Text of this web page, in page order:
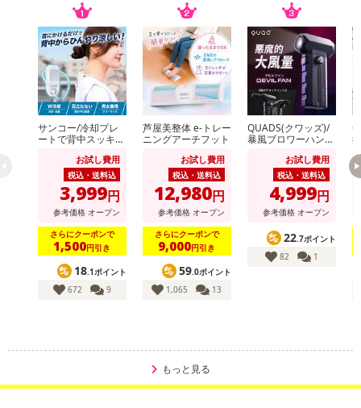
サンコー/冷却プレ
ートで背中スッキリ
ル」 (冷却プレート
&送風のW冷却/吸気
口/男女兼用)/SENA
CLSWH
お試し費用
税込・送料込
3,999円
参考価格 オープン
さらにクーポンで
1,500円引き
18.1ポイント
672
9
芦屋美整体 e-トレー
ニングアーチフット
お試し費用
税込・送料込
12,980円
参考価格 オープン
さらにクーポンで
9,000円引き
59.0ポイント
1,065
13
QUADS(クワッズ)/
暴風ブロワーハンデ
ァン」(100段階+デ
ビルモード/2種アタ
ッチメント付/LEDラ
イト搭載/タイプC充
電対応)/QS691BK
お試し費用
税込・送料込
4,999円
参考価格 オープン
22.7ポイント
82
1
もっと見る